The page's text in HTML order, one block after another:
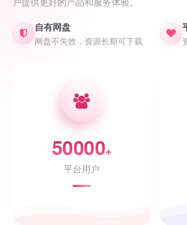
自有网盘
网盘不失效，资源长期可下载
50000+
平台用户